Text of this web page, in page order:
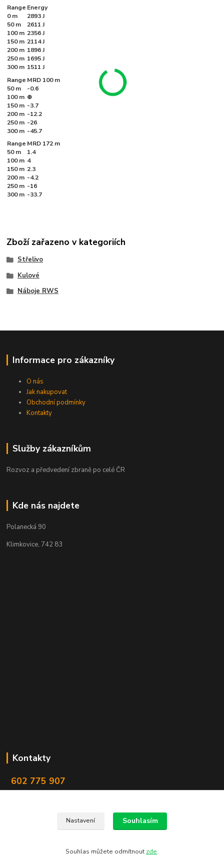
Range Energy
0 m
2893 J
50 m
2611 J
100 m 2356 J
150 m 2114 J
200 m 1896 J
250 m 1695 J
300 m 1511 J
Range MRD 100 m
50 m
-0.6
100 m ⊕
150 m -3.7
200 m -12.2
250 m -26
300 m -45.7
Range MRD 172 m
50 m
1.4
100 m 4
150 m 2.3
200 m -4.2
250 m -16
300 m -33.7
Zboží zařazeno v kategoriích
Střelivo
Kulové
Náboje RWS
Informace pro zákazníky
O nás
Jak nakupovat
Obchodní podmínky
Kontakty
Služby zákazníkům
Rozvoz a předvedení zbraně po celé ČR
Kde nás najdete
Polanecká 90
Klimkovice, 742 83
Kontakty
602 775 907
Nastavení Souhlasím
Souhlas můžete odmítnout zde.